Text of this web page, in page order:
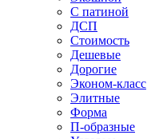
С патиной
ДСП
Стоимость
Дешевые
Дорогие
Эконом-класс
Элитные
Форма
П-образные